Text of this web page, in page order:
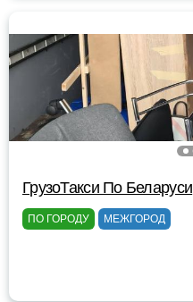
ГрузоТакси По Беларуси
ПО ГОРОДУ МЕЖГОРОД